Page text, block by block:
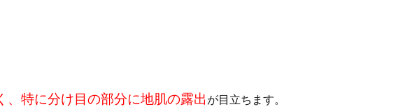
特に分け目の部分に地肌の露出 が目立ちます。